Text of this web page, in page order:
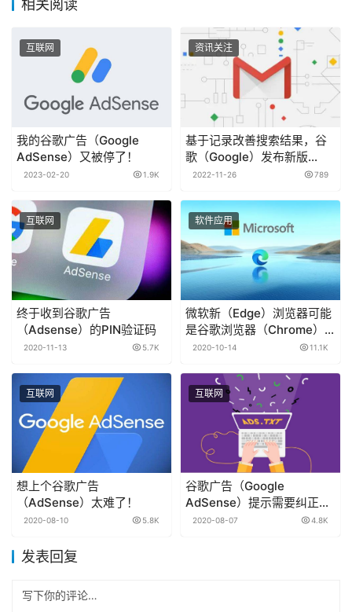
相关阅读
互联网
我的谷歌广告（Google
AdSense）又被停了！
2023-02-20 1.9K
资讯关注
基于记录改善搜索结果，谷
歌（Google）发布新版
Gmail
2022-11-26 789
互联网
终于收到谷歌广告
（Adsense）的PIN验证码
2020-11-13 5.7K
软件应用
微软新（Edge）浏览器可能
是谷歌浏览器（Chrome）
的最佳替代品
2020-10-14 11.1K
互联网
想上个谷歌广告
（AdSense）太难了！
2020-08-10 5.8K
互联网
谷歌广告（Google
AdSense）提示需要纠正
ads.txt 的解决办法
2020-08-07 4.8K
发表回复